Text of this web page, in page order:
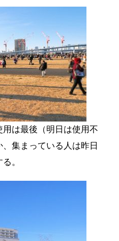
は最後（明日は使用不
集まっている人は昨日
。